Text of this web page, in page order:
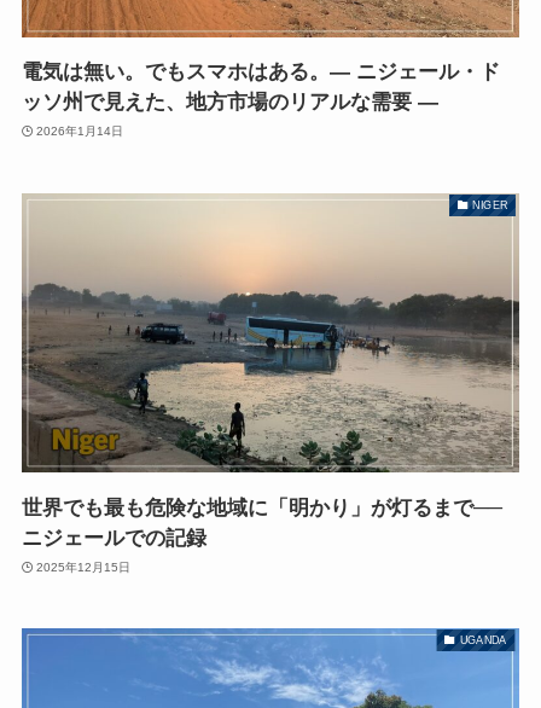
電気は無い。でもスマホはある。― ニジェール・ド
ッソ州で見えた、地方市場のリアルな需要 ―
2026年1月14日
NIGER
世界でも最も危険な地域に「明かり」が灯るまで──
ニジェールでの記録
2025年12月15日
UGANDA